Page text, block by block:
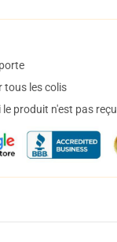
tous les colis
produit n'est pas reçu